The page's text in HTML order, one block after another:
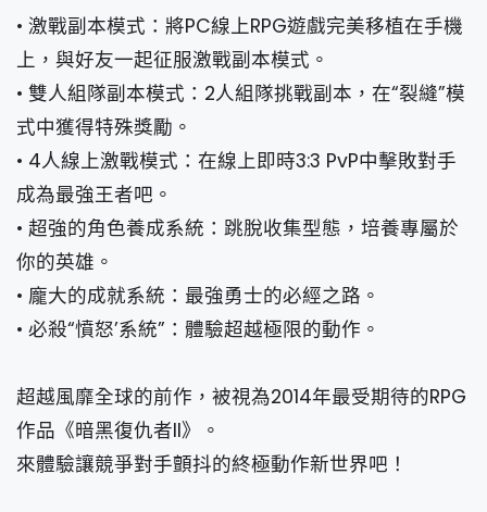
• 激戰副本模式：將PC線上RPG遊戲完美移植在手機
上，與好友一起征服激戰副本模式。
• 雙人組隊副本模式：2人組隊挑戰副本，在“裂縫”模
式中獲得特殊獎勵。
• 4人線上激戰模式：在線上即時3:3 PvP中擊敗對手
成為最強王者吧。
• 超強的角色養成系統：跳脫收集型態，培養專屬於
你的英雄。
• 龐大的成就系統：最強勇士的必經之路。
• 必殺“憤怒’系統”：體驗超越極限的動作。
超越風靡全球的前作，被視為2014年最受期待的RPG
作品《暗黑復仇者II》。
來體驗讓競爭對手顫抖的終極動作新世界吧！